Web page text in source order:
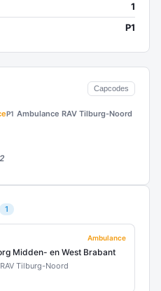
Capcodes
P1 Ambulance RAV Tilburg-Noord
1
Ambulance
Midden- en West Brabant
RAV Tilburg-Noord
1
P1